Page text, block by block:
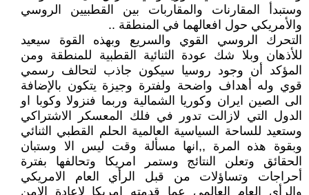
وستبدأ المقارنات والمقاربات بين القطبيين الروسي
والأمريكي حول افعالهما في المنطقة ..
التحرك الروسي القوي والسريع وبهذه القوة سيعيد
للأذهان وبلا شك عودة الثنائية القطبية للمنطقة ومن
المؤكد أن وجود روسيا سيكون جاذب لتحالف رسمي
قوي وله أهداف واضحة ولفترة وجيزة يتكون بالإضافة
الى الصين ايران وكوريا الشمالية وربما فنزولا وكوبا او
الدول التي لازالت تدور في فلك المعسكر الاشتراكي
وستعيد للساحة السياسية العالمية الحلم القطبي الثنائي
وبقوة هذه المرة ,,انها مسألة وقت ليس الا وستبان
الحقائق وتعلن النتائج وستمر امريكا وتحالفها بفترة
أحراجات وتساؤلات من قبل الرأي العام الامريكي
والرأي العام العالمي عما قدمته امريكا لإعادة الامن